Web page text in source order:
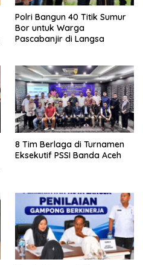
Polri Bangun 40 Titik Sumur
Bor untuk Warga
Pascabanjir di Langsa
8 Tim Berlaga di Turnamen
Eksekutif PSSI Banda Aceh